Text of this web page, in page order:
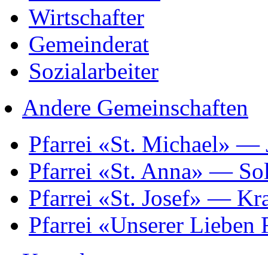
Wirtschafter
Gemeinderat
Sozialarbeiter
Andere Gemeinschaften
Pfarrei «St. Michael» —
Pfarrei «St. Anna» —
Pfarrei «St. Josef» —
Pfarrei «Unserer